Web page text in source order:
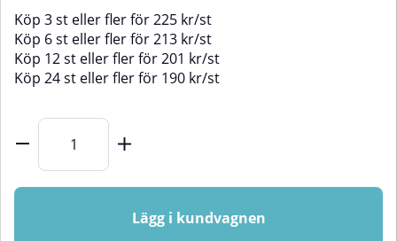
Köp 3 st eller fler för225 kr/st
Köp 6 st eller fler för213 kr/st
Köp 12 st eller fler för201 kr/st
Köp 24 st eller fler för 190 kr/st
Lägg i kundvagnen